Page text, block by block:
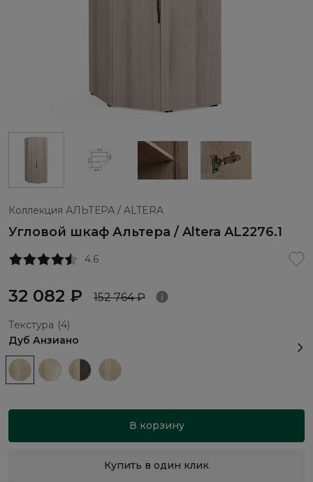
Коллекция АЛЬТЕРА / ALTERA
Угловой шкаф Альтера / Altera AL2276.1
4.6
32 082 ₽ 152 764 ₽
Текстура (4)
Дуб Анзиано
В корзину
Купить в один клик